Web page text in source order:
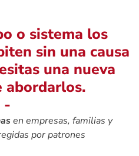
o sistema los
sin una causa
una nueva
abordarlos.
-
en empresas, familias y
por patrones